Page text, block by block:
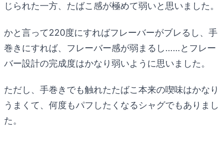
じられた一方、たばこ感が極めて弱いと思いました。
かと言って220度にすればフレーバーがブレるし、手
巻きにすれば、フレーバー感が弱まるし……とフレー
バー設計の完成度はかなり弱いように思いました。
ただし、手巻きでも触れたたばこ本来の喫味はかなり
うまくて、何度もパフしたくなるシャグでもありまし
た。